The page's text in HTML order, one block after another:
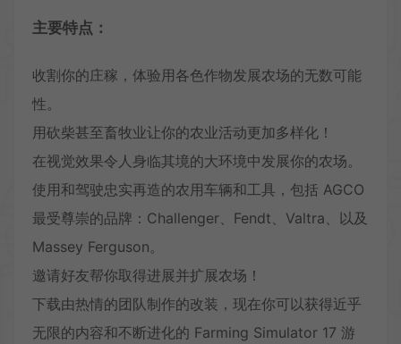
主要特点：
收割你的庄稼，体验用各色作物发展农场的无数可能
性。
用砍柴甚至畜牧业让你的农业活动更加多样化！
在视觉效果令人身临其境的大环境中发展你的农场。
使用和驾驶忠实再造的农用车辆和工具，包括 AGCO
最受尊崇的品牌：Challenger、Fendt、Valtra、以及
Massey Ferguson。
邀请好友帮你取得进展并扩展农场！
下载由热情的团队制作的改装，现在你可以获得近乎
无限的内容和不断进化的 Farming Simulator 17 游